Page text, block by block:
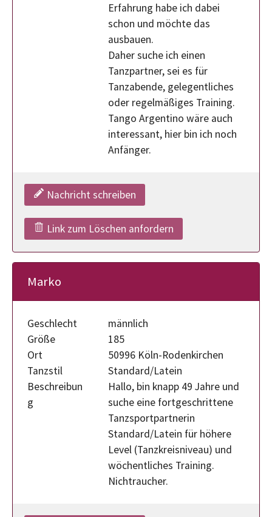
Erfahrung habe ich dabei
schon und möchte das
ausbauen.
Daher suche ich einen
Tanzpartner, sei es für
Tanzabende, gelegentliches
oder regelmäßiges Training.
Tango Argentino wäre auch
interessant, hier bin ich noch
Anfänger.
Nachricht schreiben
Link zum Löschen anfordern
Marko
Geschlecht
männlich
Größe
185
Ort
50996 Köln-Rodenkirchen
Tanzstil
Standard/Latein
Beschreibun
g
Hallo, bin knapp 49 Jahre und
suche eine fortgeschrittene
Tanzsportpartnerin
Standard/Latein für höhere
Level (Tanzkreisniveau) und
wöchentliches Training.
Nichtraucher.